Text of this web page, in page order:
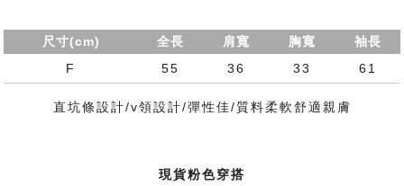
尺寸(cm) 全長 肩寬 胸寬
袖長
F
55 36 33 61
直坑條設計/v領設計/彈性佳/質料柔軟舒適親膚
現貨粉色穿搭